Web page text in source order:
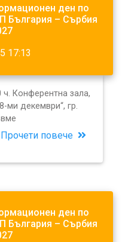
ден по
България – Сърбия
17:13
Конферентна зала,
ми декември“, гр.
Прочети повече
ден по
България – Сърбия